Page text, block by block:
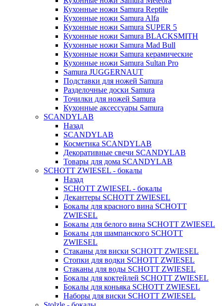
Кухонные ножи Samura Reptile
Кухонные ножи Samura Alfa
Кухонные ножи Samura SUPER 5
Кухонные ножи Samura BLACKSMITH
Кухонные ножи Samura Mad Bull
Кухонные ножи Samura керамические
Кухонные ножи Samura Sultan Pro
Samura JUGGERNAUT
Подставки для ножей Samura
Разделочные доски Samura
Точилки для ножей Samura
Кухонные аксессуары Samura
SCANDYLAB
Назад
SCANDYLAB
Косметика SCANDYLAB
Декоративные свечи SCANDYLAB
Товары для дома SCANDYLAB
SCHOTT ZWIESEL - бокалы
Назад
SCHOTT ZWIESEL - бокалы
Декантеры SCHOTT ZWIESEL
Бокалы для красного вина SCHOTT
ZWIESEL
Бокалы для белого вина SCHOTT ZWIESEL
Бокалы для шампанского SCHOTT
ZWIESEL
Стаканы для виски SCHOTT ZWIESEL
Стопки для водки SCHOTT ZWIESEL
Стаканы для воды SCHOTT ZWIESEL
Бокалы для коктейлей SCHOTT ZWIESEL
Бокалы для коньяка SCHOTT ZWIESEL
Наборы для виски SCHOTT ZWIESEL